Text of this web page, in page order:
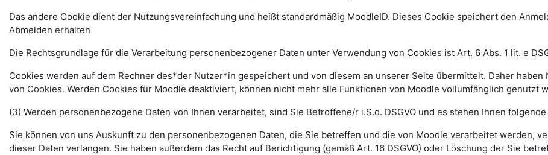
Das andere Cookie dient der Nutzungsvereinfachung und heißt standardmäßig MoodleID. Dieses Cookie speichert den
Abmelden erhalten
Die Rechtsgrundlage für die Verarbeitung personenbezogener Daten unter Verwendung von Cookies ist Art. 6 Abs. 1 lit. e
Cookies werden auf dem Rechner des*der Nutzer*in gespeichert und von diesem an unserer Seite übermittelt. Daher
von Cookies. Werden Cookies für Moodle deaktiviert, können nicht mehr alle Funktionen von Moodle vollumfänglich genutzt
(3) Werden personenbezogene Daten von Ihnen verarbeitet, sind Sie Betroffene/r i.S.d. DSGVO und es stehen Ihnen
Sie können von uns Auskunft zu den personenbezogenen Daten, die Sie betreffen und die von Moodle verarbeitet werden,
dieser Daten verlangen. Sie haben außerdem das Recht auf Berichtigung (gemäß Art. 16 DSGVO) oder Löschung der Sie